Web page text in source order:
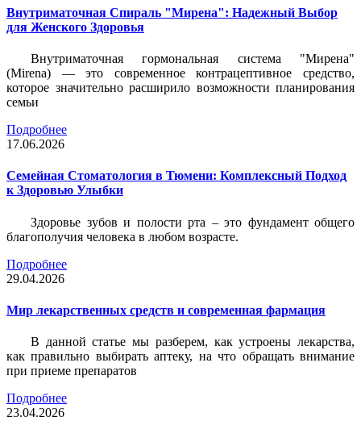
Внутриматочная Спираль "Мирена": Надежный Выбор
для Женского Здоровья
Внутриматочная гормональная система "Мирена"
(Mirena) — это современное контрацептивное средство,
которое значительно расширило возможности планирования
семьи
Подробнее
17.06.2026
Семейная Стоматология в Тюмени: Комплексный Подход
к Здоровью Улыбки
Здоровье зубов и полости рта – это фундамент общего
благополучия человека в любом возрасте.
Подробнее
29.04.2026
Мир лекарственных средств и современная фармация
В данной статье мы разберем, как устроены лекарства,
как правильно выбирать аптеку, на что обращать внимание
при приеме препаратов
Подробнее
23.04.2026